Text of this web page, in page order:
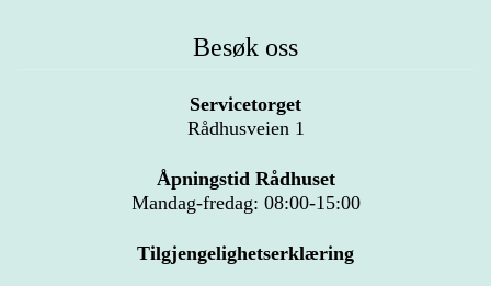
Besøk oss
Servicetorget
Rådhusveien 1
Åpningstid Rådhuset
Mandag-fredag: 08:00-15:00
Tilgjengelighetserklæring